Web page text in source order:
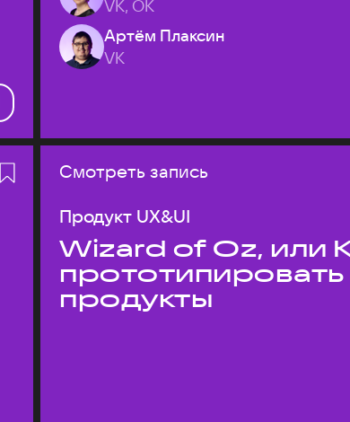
VK, ОК
Артём Плаксин
VK
Смотреть запись
Продукт UX&UI
Wizard of Oz, или
продукты